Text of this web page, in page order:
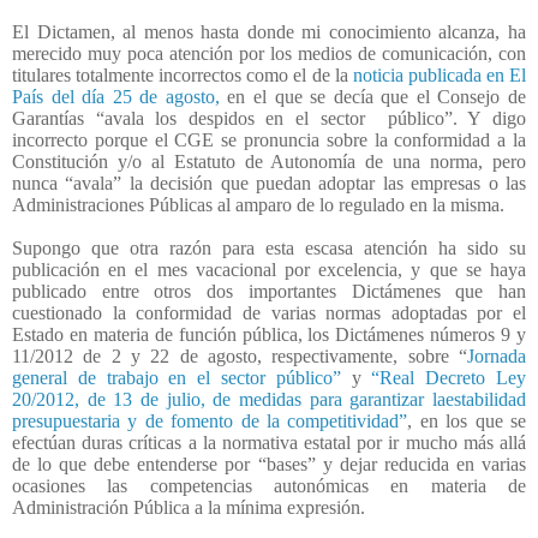
El Dictamen, al menos hasta donde mi conocimiento alcanza, ha
merecido muy poca atención por los medios de comunicación, con
titulares totalmente incorrectos como el de la noticia publicada en El
País del día 25 de agosto,en el que se decía que el Consejo de
Garantías “avala los despidos en el sector
público”. Y digo
incorrecto porque el CGE se pronuncia sobre la conformidad a la
Constitución y/o al Estatuto de Autonomía de una norma, pero
nunca “avala” la decisión que puedan adoptar las empresas o las
Administraciones Públicas al amparo de lo regulado en la misma.
Supongo que otra razón para esta escasa atención ha sido su
publicación en el mes vacacional por excelencia, y que se haya
publicado entre otros dos importantes Dictámenes que han
cuestionado la conformidad de varias normas adoptadas por el
Estado en materia de función pública, los Dictámenes números 9 y
11/2012 de 2 y 22 de agosto, respectivamente, sobre “Jornada
general de trabajo en el sector público”y“Real Decreto Ley
20/2012, de 13 de julio, de medidas para garantizar laestabilidad
presupuestaria y de fomento de la competitividad”, en los que se
efectúan duras críticas a la normativa estatal por ir mucho más allá
de lo que debe entenderse por “bases” y dejar reducida en varias
ocasiones las competencias autonómicas en materia de
Administración Pública a la mínima expresión.